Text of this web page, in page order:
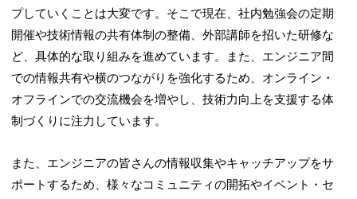
プしていくことは大変です。そこで現在、社内勉強会の定期
開催や技術情報の共有体制の整備、外部講師を招いた研修な
ど、具体的な取り組みを進めています。また、エンジニア間
での情報共有や横のつながりを強化するため、オンライン・
オフラインでの交流機会を増やし、技術力向上を支援する体
制づくりに注力しています。
また、エンジニアの皆さんの情報収集やキャッチアップをサ
ポートするため、様々なコミュニティの開拓やイベント・セ